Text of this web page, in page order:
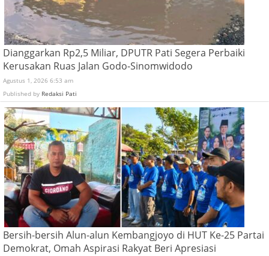
Dianggarkan Rp2,5 Miliar, DPUTR Pati Segera Perbaiki
Kerusakan Ruas Jalan Godo-Sinomwidodo
Agustus 1, 2026 6:53 am
Published by Redaksi Pati
Bersih-bersih Alun-alun Kembangjoyo di HUT Ke-25 Partai
Demokrat, Omah Aspirasi Rakyat Beri Apresiasi